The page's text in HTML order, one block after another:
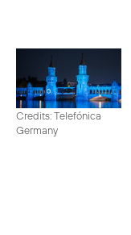
Credits: Telefónica
Germany